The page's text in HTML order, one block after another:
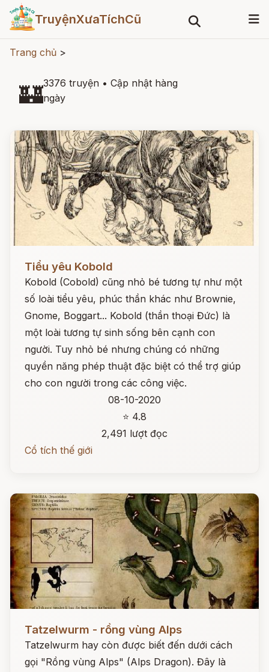
TruyệnXưaTíchCũ
Trang chủ >
🏰3376 truyện • Cập nhật hàng
ngày
Đọc ngay
Tiểu yêu Kobold
Kobold (Cobold) cũng nhỏ bé tương tự như một
số loài tiểu yêu, phúc thần khác như Brownie,
Gnome, Boggart... Kobold (thần thoại Đức) là
một loài tương tự sinh sống bên cạnh con
người. Tuy nhỏ bé nhưng chúng có những
quyền năng phép thuật đặc biệt có thể trợ giúp
cho con người trong các công việc.
08-10-2020
⭐ 4.8
2,491 lượt đọc
Cổ tích thế giới
Tatzelwurm - rồng vùng Alps
Tatzelwurm hay còn được biết đến dưới cách
gọi "Rồng vùng Alps" (Alps Dragon). Đây là